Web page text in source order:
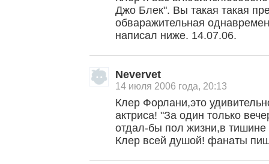
Джо Блек". Вы такая такая
обваражительная
написал ниже. 14.07.06.
Nevervet
14 июля 2006 года, 20:13
Клер Форлани,это
актриса! "За один только
отдал-бы пол жизни,в
Клер всей душой! фанаты